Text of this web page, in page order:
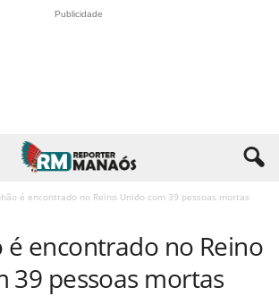
Publicidade
é encontrado no Reino Unido com 39 pessoas mortas
é encontrado no Reino
39 pessoas mortas